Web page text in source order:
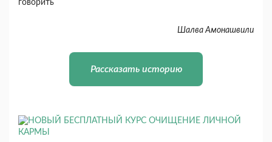
говорить
Шалва Амонашвили
Рассказать историю